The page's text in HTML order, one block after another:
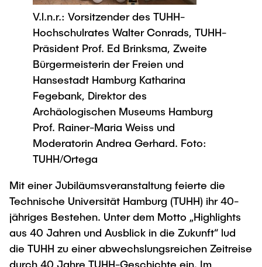
Newsroom
Pressemitteilungen
Flyer und Broschüren
Magazin spektrum
Merchandise-Shop
Arbeiten an der TU Hamburg
Berufsausbildung und Praktika
Berufungen
Neue Mitarbeitende
Intern
Beratung und Kontakt
Neu an der TUHH
Rund ums Studium
Studienorganisation
AI in Education
Für Absolventinnen und Absolventen
Alumni
Graduiertenakademie
Promotion und Habilitation
Wissenschaftliche Weiterbildung
UNU HUB "Engineering to Face Climate
Change"
Forschungsförderung
Early Career Researchers
Gute Wissenschaftliche Praxis
Future Lectures
Team
Neues aus der Forschung &
Transfer
Studiengänge
Forschung und Institute
Technologie und Innovation in der Bildung
News
Studiengänge
Forschung und Institute
Management-Wissenschaften und Technologie
Studiengänge
Maschinenbau
Studiengänge
Austauschstudium
Intercultural Hub
(Gast)Wissenschaftler*innen
Partnerships and Strategy
Partnerhochschulen Studierendenaustausch
Eine Partnerschaft vereinbaren
Strategie
Contacts & International Team
V.l.n.r.: Vorsitzender des TUHH-
Hochschulrates Walter Conrads, TUHH-
Präsident Prof. Ed Brinksma, Zweite
Bürgermeisterin der Freien und
Hansestadt Hamburg Katharina
Fegebank, Direktor des
Archäologischen Museums Hamburg
Prof. Rainer-Maria Weiss und
Moderatorin Andrea Gerhard. Foto:
TUHH/Ortega
Mit einer Jubiläumsveranstaltung feierte die
Technische Universität Hamburg (TUHH) ihr 40-
jähriges Bestehen. Unter dem Motto „Highlights
aus 40 Jahren und Ausblick in die Zukunft“ lud
die TUHH zu einer abwechslungsreichen Zeitreise
durch 40 Jahre TUHH-Geschichte ein. Im